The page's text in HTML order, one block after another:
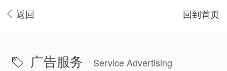
返回 回到首页
广告服务 Service Advertising